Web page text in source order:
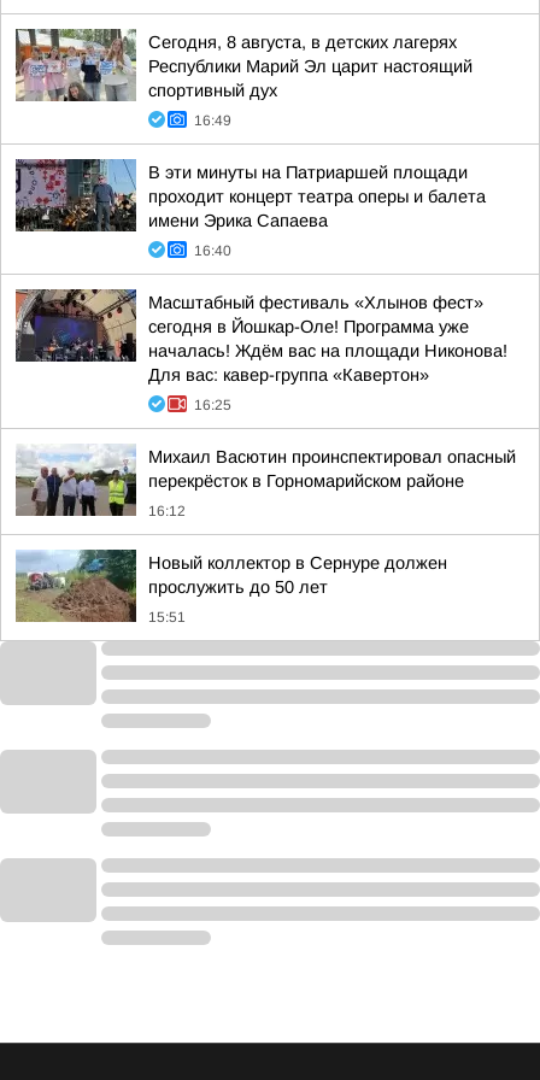
Сегодня, 8 августа, в детских лагерях
Республики Марий Эл царит настоящий
спортивный дух
16:49
В эти минуты на Патриаршей площади
проходит концерт театра оперы и балета
имени Эрика Сапаева
16:40
Масштабный фестиваль «Хлынов фест»
сегодня в Йошкар-Оле! Программа уже
началась! Ждём вас на площади Никонова!
Для вас: кавер-группа «Кавертон»
16:25
Михаил Васютин проинспектировал опасный
перекрёсток в Горномарийском районе
16:12
Новый коллектор в Сернуре должен
прослужить до 50 лет
15:51